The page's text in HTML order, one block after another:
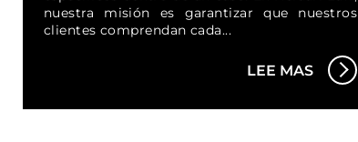
nuestra misión es garantizar que nuestros
clientes comprendan cada...
LEE MAS